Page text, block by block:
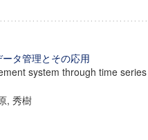
タ管理とその応用
system through time series
, 秀樹